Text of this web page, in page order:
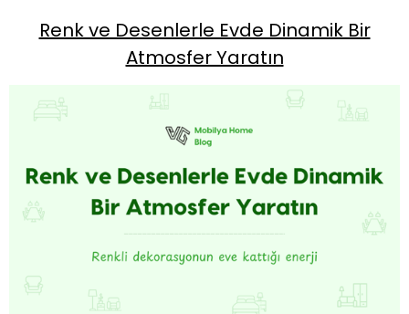
Renk ve Desenlerle Evde Dinamik Bir
Atmosfer Yaratın